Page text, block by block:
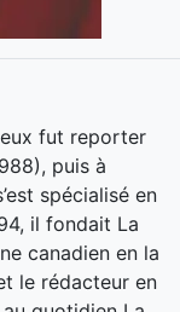
fut reporter
puis à
spécialisé en
il fondait La
canadien en la
le rédacteur en